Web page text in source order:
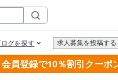
会員登録で10％割引クーポ